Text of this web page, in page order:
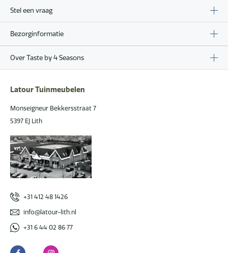
Stel een vraag
Bezorginformatie
Over Taste by 4 Seasons
Latour Tuinmeubelen
Monseigneur Bekkersstraat 7
5397 EJ Lith
+31 412 48 1426
info@latour-lith.nl
+31 6 44 02 86 77